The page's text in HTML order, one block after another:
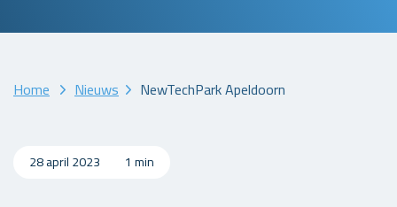
Home Nieuws NewTechPark Apeldoorn
28 april 2023 1 min